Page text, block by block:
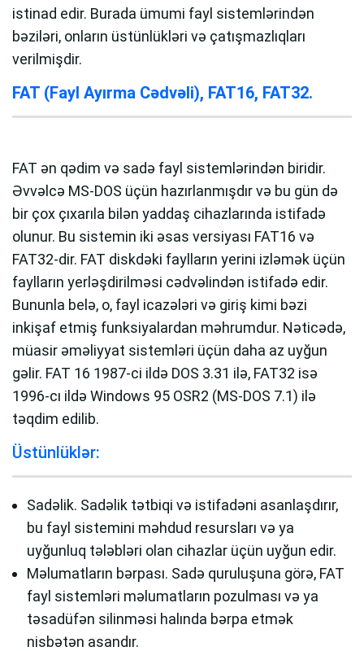
istinad edir. Burada ümumi fayl sistemlərindən
bəziləri, onların üstünlükləri və çatışmazlıqları
verilmişdir.
FAT (Fayl Ayırma Cədvəli), FAT16, FAT32.
FAT ən qədim və sadə fayl sistemlərindən biridir.
Əvvəlcə MS-DOS üçün hazırlanmışdır və bu gün də
bir çox çıxarıla bilən yaddaş cihazlarında istifadə
olunur. Bu sistemin iki əsas versiyası FAT16 və
FAT32-dir. FAT diskdəki faylların yerini izləmək üçün
faylların yerləşdirilməsi cədvəlindən istifadə edir.
Bununla belə, o, fayl icazələri və giriş kimi bəzi
inkişaf etmiş funksiyalardan məhrumdur. Nəticədə,
müasir əməliyyat sistemləri üçün daha az uyğun
gəlir. FAT 16 1987-ci ildə DOS 3.31 ilə, FAT32 isə
1996-cı ildə Windows 95 OSR2 (MS-DOS 7.1) ilə
təqdim edilib.
Üstünlüklər:
Sadəlik. Sadəlik tətbiqi və istifadəni asanlaşdırır,
bu fayl sistemini məhdud resursları və ya
uyğunluq tələbləri olan cihazlar üçün uyğun edir.
Məlumatların bərpası. Sadə quruluşuna görə, FAT
fayl sistemləri məlumatların pozulması və ya
təsadüfən silinməsi halında bərpa etmək
nisbətən asandır.